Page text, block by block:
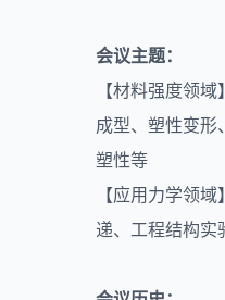
会议主题：
【材料强度领
成型、塑性变
塑性等
【应用力学领
递、工程结构实